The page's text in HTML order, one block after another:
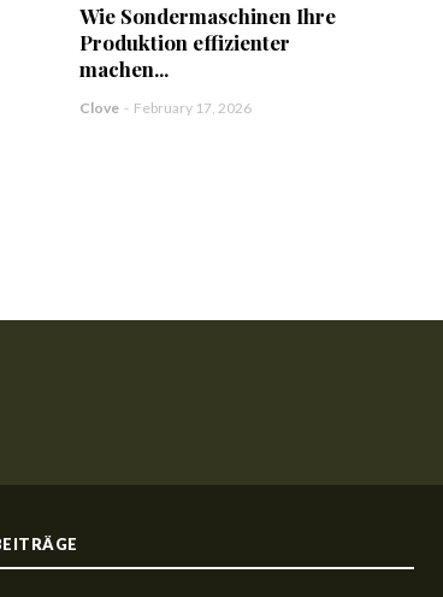
Wie Sondermaschinen Ihre
Produktion effizienter
machen...
Clove - February 17, 2026